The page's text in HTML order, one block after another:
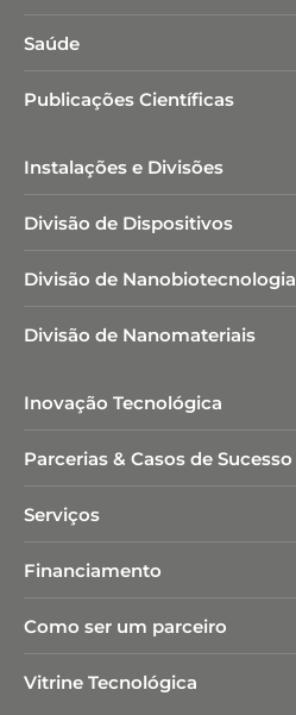
Saúde
Publicações Científicas
Instalações e Divisões
Divisão de Dispositivos
Divisão de Nanobiotecnologia​
Divisão de Nanomateriais
Inovação Tecnológica
Parcerias & Casos de Sucesso
Serviços
Financiamento
Como ser um parceiro
Vitrine Tecnológica